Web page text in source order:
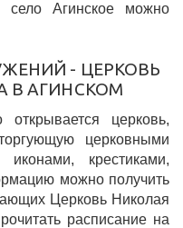
Агинское можно
- ЦЕРКОВЬ
В АГИНСКОМ
церковь,
церковными
иконами, крестиками,
можно получить
Церковь Николая
расписание на